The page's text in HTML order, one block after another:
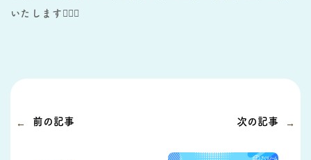
いたします🙇🏻‍♂️
前の記事 次の記事